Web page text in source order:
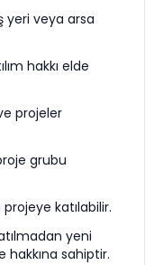
yeri veya arsa
hakkı elde
projeler
grubu
katılabilir.
yeni
sahiptir.